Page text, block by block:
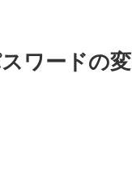
ワードの変